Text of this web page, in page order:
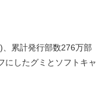
累計発行部数276万部
にしたグミとソフトキャ